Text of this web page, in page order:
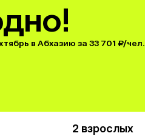
в Абхазию за 33 701 ₽/чел.
2 взрослых